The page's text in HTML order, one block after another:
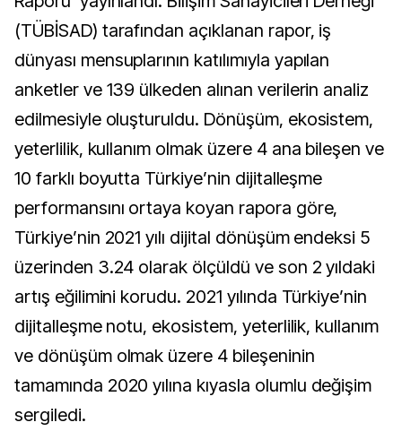
(TÜBİSAD) tarafından açıklanan rapor, iş
dünyası mensuplarının katılımıyla yapılan
anketler ve 139 ülkeden alınan verilerin analiz
edilmesiyle oluşturuldu. Dönüşüm, ekosistem,
yeterlilik, kullanım olmak üzere 4 ana bileşen ve
10 farklı boyutta Türkiye’nin dijitalleşme
performansını ortaya koyan rapora göre,
Türkiye’nin 2021 yılı dijital dönüşüm endeksi 5
üzerinden 3.24 olarak ölçüldü ve son 2 yıldaki
artış eğilimini korudu. 2021 yılında Türkiye’nin
dijitalleşme notu, ekosistem, yeterlilik, kullanım
ve dönüşüm olmak üzere 4 bileşeninin
tamamında 2020 yılına kıyasla olumlu değişim
sergiledi.